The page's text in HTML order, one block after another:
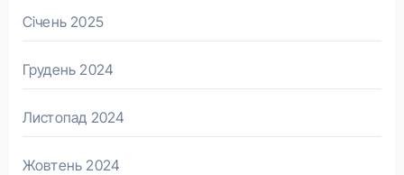
Січень 2025
Грудень 2024
Листопад 2024
Жовтень 2024